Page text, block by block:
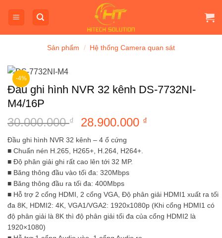
qua
Sản phẩm / Hệ thống Camera quan sát
-4%
Đầu ghi hình NVR 32 kênh DS-7732NI-
M4/16P
30.000.000₫
Giá
gốc
là:
30.000.000 ₫.
28.900.000 ₫
Đầu ghi hình NVR 32 kênh – 4 ổ cứng
■ Chuẩn nén H.265, H265+, H.264, H264+.
■ Độ phân giải ghi rất cao lên tới 32 MP.
■ Băng thông đầu vào tối đa: 320Mbps
■ Băng thông đầu ra tối đa: 400Mbps
■ Hỗ trợ 2 cổng HDMI, 2 cổng VGA, Độ phân giải HDMI1 xuất ra tối
đa 8K, HDMI2: 4K, VGA1/VGA2: 1920x1080p (Khi cổng HDMI1 có
độ phân giải là 8K thì độ phân giải tối đa của cổng HDMI2 là
1920×1080)